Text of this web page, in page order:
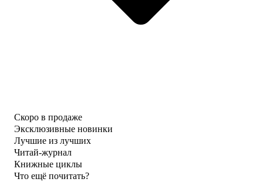
Скоро в продаже
Эксклюзивные новинки
Лучшие из лучших
Читай-журнал
Книжные циклы
Что ещё почитать?